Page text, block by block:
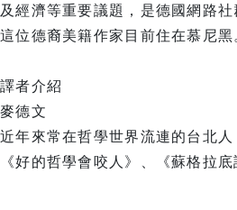
及經濟等重要議題，是德國網路社
這位德裔美籍作家目前住在慕尼黑
譯者介紹
麥德文
近年來常在哲學世界流連的台北人
《好的哲學會咬人》、《蘇格拉底